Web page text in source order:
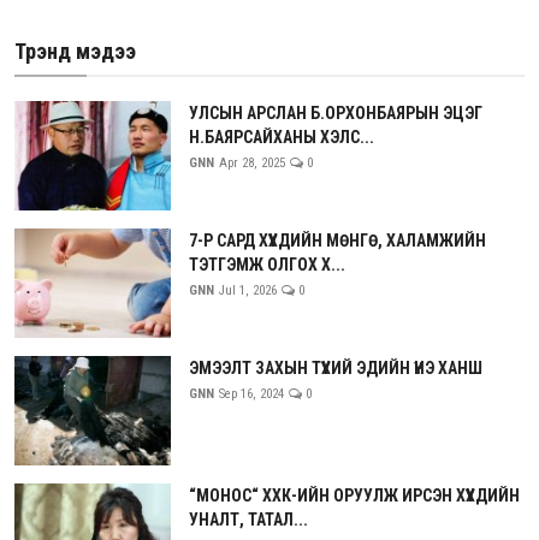
Трэнд мэдээ
УЛСЫН АРСЛАН Б.ОРХОНБАЯРЫН ЭЦЭГ
Н.БАЯРСАЙХАНЫ ХЭЛС...
GNN Apr 28, 2025 0
7-Р САРД ХҮҮХДИЙН МӨНГӨ, ХАЛАМЖИЙН
ТЭТГЭМЖ ОЛГОХ Х...
GNN Jul 1, 2026 0
ЭМЭЭЛТ ЗАХЫН ТҮҮХИЙ ЭДИЙН ҮНЭ ХАНШ
GNN Sep 16, 2024 0
“МОНОС“ ХХК-ИЙН ОРУУЛЖ ИРСЭН ХҮҮХДИЙН
УНАЛТ, ТАТАЛ...